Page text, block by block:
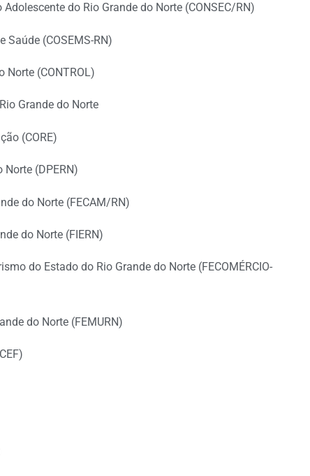
do Rio Grande do Norte (CONSEC/RN)
(COSEMS-RN)
Norte (CONTROL)
Grande do Norte
(CORE)
(DPERN)
do Norte (FECAM/RN)
do Norte (FIERN)
do Estado do Rio Grande do Norte (FECOMÉRCIO-
do Norte (FEMURN)